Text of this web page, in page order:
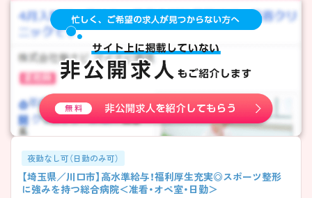
夜勤なし可（日勤のみ可）
【埼玉県／川口市】高水準給与！福利厚生充実◎スポーツ整形
に強みを持つ総合病院＜准看・オペ室・日勤＞